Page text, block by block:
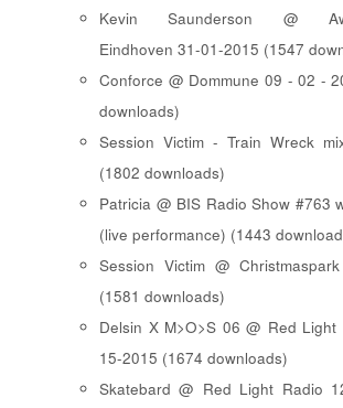
Kevin Saunderson @
Eindhoven 31-01-2015 (1547
Conforce @ Dommune 09 - 02 -
downloads)
Session Victim - Train Wreck
(1802 downloads)
Patricia @ BIS Radio Show #763
(live performance) (1443
Session Victim @
(1581 downloads)
Delsin X M>O>S 06 @ Red Light
15-2015 (1674 downloads)
Skatebard @ Red Light Radio